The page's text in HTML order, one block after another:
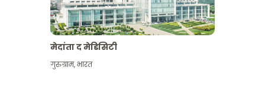
मेदांता द मेडिसिटी
गुरुग्राम,भारत